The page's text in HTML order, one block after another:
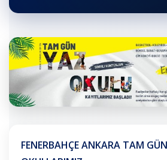
FENERBAHÇE ANKARA TAM